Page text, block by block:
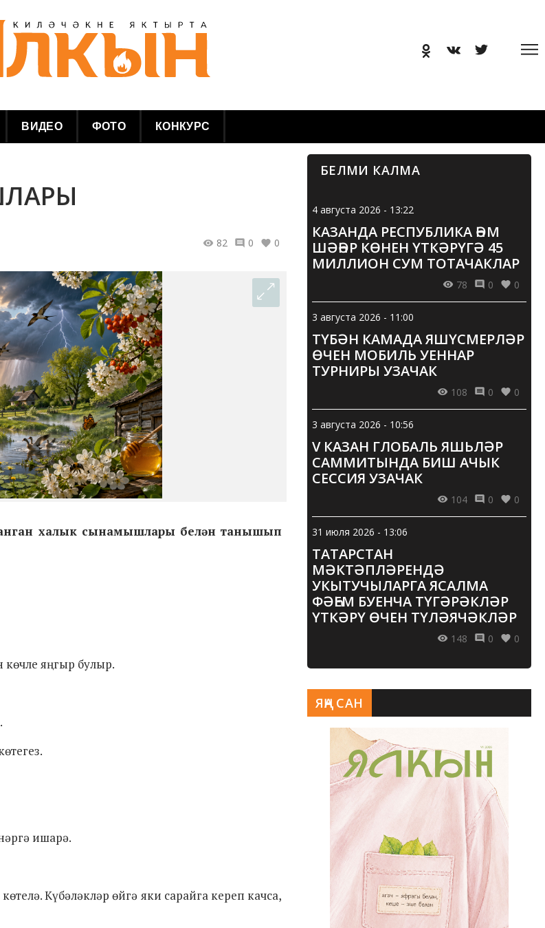
ВИДЕО ФОТО КОНКУРС
82 0 0
халык сынамышлары белән танышып
көчле яңгыр булыр.
ишарә.
Күбәләкләр өйгә яки сарайга кереп качса,
БЕЛМИ КАЛМА
4 августа 2026 - 13:22
КАЗАНДА РЕСПУБЛИКА ҺӘМ
ШӘҺӘР КӨНЕН ҮТКӘРҮГӘ 45
МИЛЛИОН СУМ ТОТАЧАКЛАР
78 0 0
3 августа 2026 - 11:00
ТҮБӘН КАМАДА ЯШҮСМЕРЛӘР
ӨЧЕН МОБИЛЬ УЕННАР
ТУРНИРЫ УЗАЧАК
108 0 0
3 августа 2026 - 10:56
V КАЗАН ГЛОБАЛЬ ЯШЬЛӘР
САММИТЫНДА БИШ АЧЫК
СЕССИЯ УЗАЧАК
104 0 0
31 июля 2026 - 13:06
ТАТАРСТАН
МӘКТӘПЛӘРЕНДӘ
УКЫТУЧЫЛАРГА ЯСАЛМА
ФӘҺЕМ БУЕНЧА ТҮГӘРӘКЛӘР
ҮТКӘРҮ ӨЧЕН ТҮЛӘЯЧӘКЛӘР
148 0 0
ЯҢА САН